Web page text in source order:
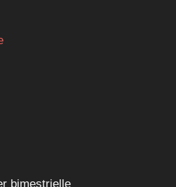
bimestrielle